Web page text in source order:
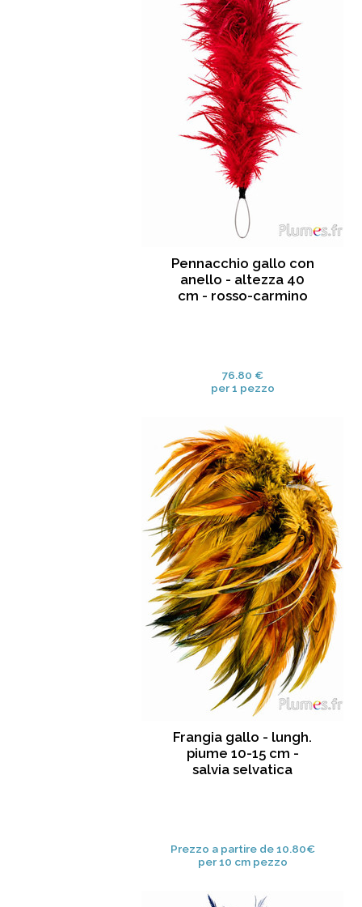
Pennacchio gallo con
anello - altezza 40
cm - rosso-carmino
76.80 €
per 1 pezzo
Frangia gallo - lungh.
piume 10-15 cm -
salvia selvatica
Prezzo a partire de 10.80€
per 10 cm pezzo